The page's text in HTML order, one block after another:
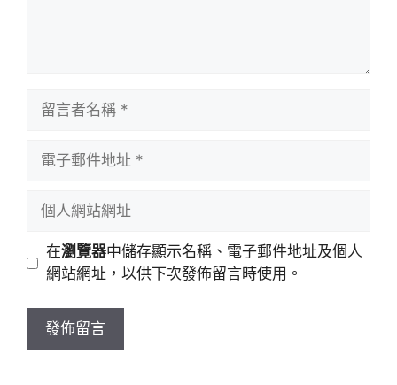
址
站
址
在瀏覽器中儲存顯示名稱、電子郵件地址及個人
網站網址，以供下次發佈留言時使用。